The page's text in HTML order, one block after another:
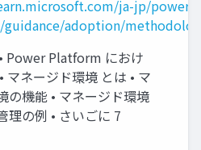
ja-jp/power-
adoption/
Power Platform におけ
マネージド環境 とは • マ
の機能 • マネージド環境
理の例 • さいごに 7